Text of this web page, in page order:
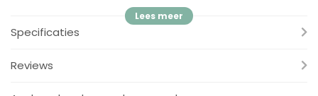
elke maaltijd een avontuur. Het bord is gemakkelijk schoon te
maken en door de BPA-vrije samenstelling kun je er zeker van
zijn dat je kind op een veilige manier van zijn maaltijd geniet.
een complete set.
Specificaties
Reviews